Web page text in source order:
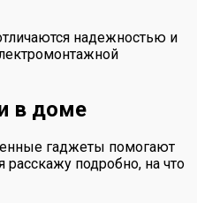
надежностью и
в доме
гаджеты помогают
подробно, на что